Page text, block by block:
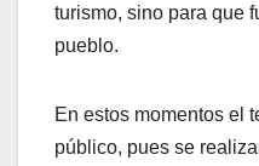
turismo, sino para que
pueblo.
En estos momentos el
público, pues se